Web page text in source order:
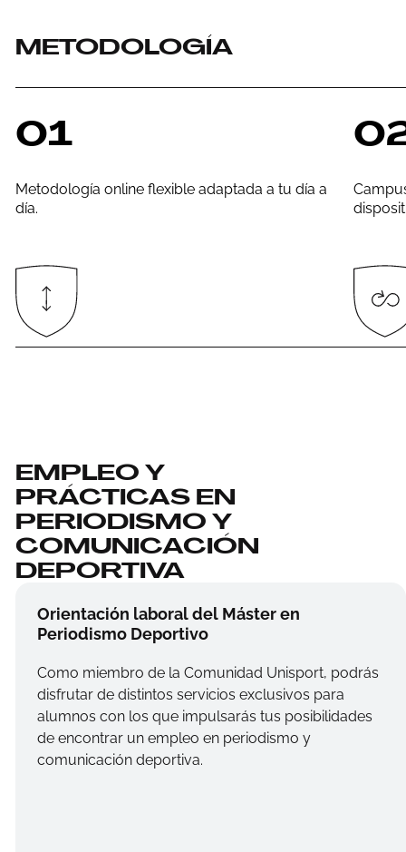
METODOLOGÍA
01
Metodología online flexible adaptada a tu día a
día.
EMPLEO Y
PRÁCTICAS EN
PERIODISMO Y
COMUNICACIÓN
DEPORTIVA
Orientación laboral del Máster en
Periodismo Deportivo
Como miembro de la Comunidad Unisport, podrás
disfrutar de distintos servicios exclusivos para
alumnos con los que impulsarás tus posibilidades
de encontrar un empleo en periodismo y
comunicación deportiva.